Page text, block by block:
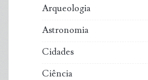
Arqueologia
Astronomia
Cidades
Ciência